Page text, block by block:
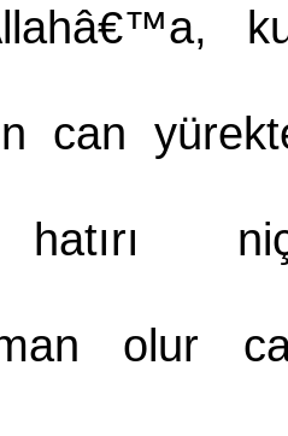
can
hatırı
olur